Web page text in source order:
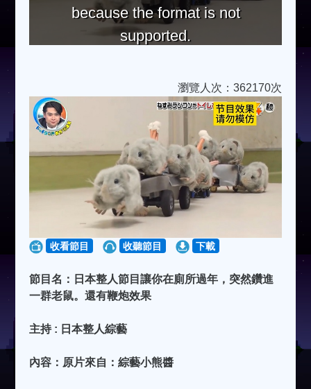
because the format is not
supported.
瀏覽人次：362170次
收看節目 收聽節目 下載
節目名：日本整人節目讓你在廁所過年，突然鑽進
一群老鼠。還有鞭炮效果
主持 : 日本整人綜藝
內容：原片來自：綜藝小熊醬